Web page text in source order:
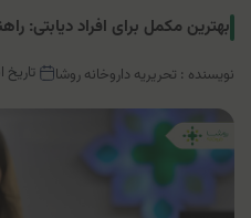
بهترین مکمل برای افراد دیابتی:
نویسنده : تحریریه داروخانه روشا تاریخ